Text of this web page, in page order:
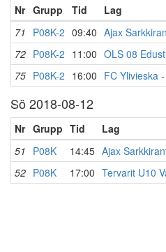
Nr Grupp Tid
Lag
71 P08K-2 09:40 Ajax
72 P08K-2 11:00 OLS 08
75 P08K-2 16:00 FC Ylivieska -
Sö 2018-08-12
Nr Grupp Tid
Lag
51 P08K 14:45 Ajax
52 P08K 17:00 Tervarit U10